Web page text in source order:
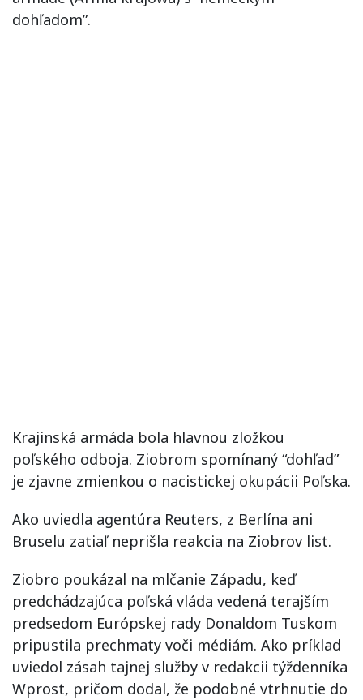
dohľadom”.
Krajinská armáda bola hlavnou zložkou
poľského odboja. Ziobrom spomínaný “dohľad”
je zjavne zmienkou o nacistickej okupácii Poľska.
Ako uviedla agentúra Reuters, z Berlína ani
Bruselu zatiaľ neprišla reakcia na Ziobrov list.
Ziobro poukázal na mlčanie Západu, keď
predchádzajúca poľská vláda vedená terajším
predsedom Európskej rady Donaldom Tuskom
pripustila prechmaty voči médiám. Ako príklad
uviedol zásah tajnej služby v redakcii týždenníka
Wprost, pričom dodal, že podobné vtrhnutie do